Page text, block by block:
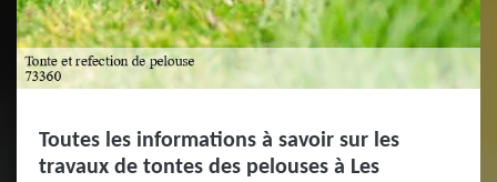
Toutes les informations à savoir sur les
travaux de tontes des pelouses à Les